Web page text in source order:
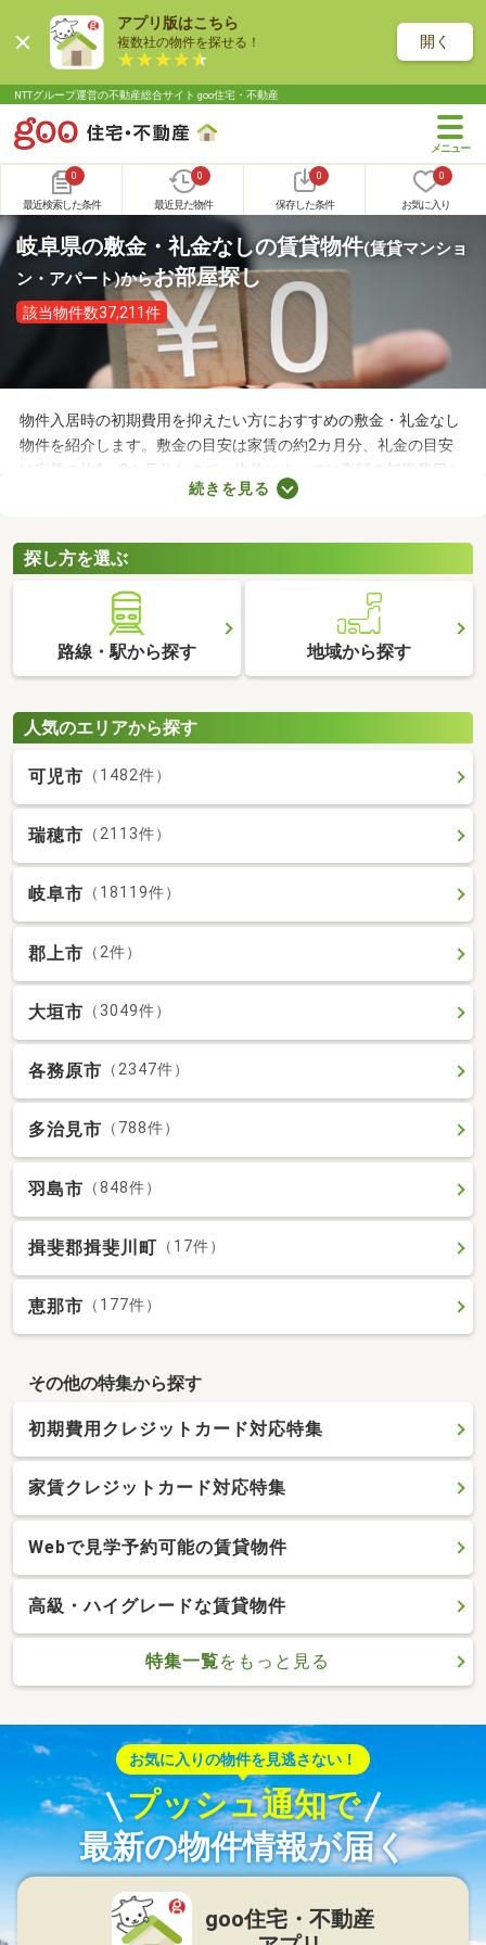
アプリ版はこちら
複数社の物件を探せる！ 開く
NTTグループ運営の不動産総合サイト goo住宅・不動産
0
最近検索した条件
0
最近見た物件
0
保存した条件
0
お気に入り
岐阜県の敷金・礼金なしの賃貸物件(賃貸マンショ
ン・アパート)からお部屋探し
該当物件数37,211件
物件入居時の初期費用を抑えたい方におすすめの敷金・礼金なし
物件を紹介します。敷金の目安は家賃の約2カ月分、礼金の目安
は家賃の約1～2カ月分なので、物件によっては高額の初期費用を
用意しなければなりません。新生活に必要な家具や家電、インテ
部屋を見つけましょう。
続きを見る
探し方を選ぶ
路線・駅から探す 地域から探す
人気のエリアから探す
可児市 （1482件）
瑞穂市 （2113件）
岐阜市 （18119件）
郡上市 （2件）
大垣市 （3049件）
各務原市 （2347件）
多治見市 （788件）
羽島市 （848件）
揖斐郡揖斐川町 （17件）
恵那市 （177件）
その他の特集から探す
初期費用クレジットカード対応特集
家賃クレジットカード対応特集
Webで見学予約可能の賃貸物件
高級・ハイグレードな賃貸物件
特集一覧をもっと見る
お気に入りの物件を見逃さない！
プッシュ通知で
最新の物件情報が届く
goo住宅・不動産